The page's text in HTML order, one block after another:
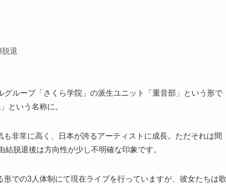
退
ループ「さくら学院」の派生ユニット「重音部」という形で
という名称に。
非常に高く、日本が誇るアーティストに成長。ただそれは間
脱退後は方向性が少し不明確な印象です。
での3人体制にて現在ライブを行っていますが、彼女たちは歌